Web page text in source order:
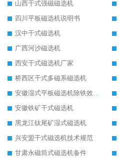
山西干式强磁磁选机
四川平板磁选机说明书
汉中干式磁选机
广西河沙磁选机
西安干式磁选机厂家
桥西区干式多磁系磁选机
安徽湿式平板磁选机除铁效果怎么样
安徽铁矿干式磁选机
黑龙江钛尾矿湿式磁选机
兴安盟干式磁选机技术规范
甘肃永磁筒式磁选机备件